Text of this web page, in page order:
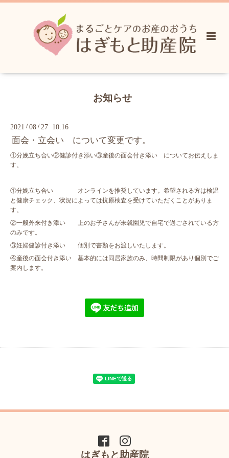
お知らせ
2021 /08 / 27 10:16
面会・立会い について変更です。
①分娩立ち合い②健診付き添い③産後の面会付き添い についてお伝えしま
す。
①分娩立ち合い オンラインを推奨しています。希望される方は検温
と健康チェック、状況によっては抗原検査を受けていただくことがありま
す。
②一般外来付き添い 上のお子さんが未就園児で自宅で過ごされている方
のみです。
③妊婦健診付き添い 個別で書類をお渡しいたします。
④産後の面会付き添い 基本的には同居家族のみ、時間制限があり個別でご
案内します。
はぎもと助産院